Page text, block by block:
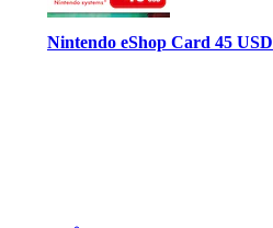
Nintendo eShop Card 45 USD